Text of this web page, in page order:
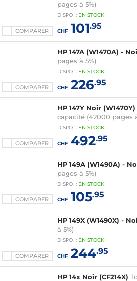
COMPARER
pages à 5%)
DISPO : EN STOCK
CHF101.95
COMPARER
HP 147A (W1470A) -
pages à 5%)
DISPO : EN STOCK
CHF226.95
COMPARER
HP 147Y Noir (W1470Y)
capacité (42000 pages
DISPO : EN STOCK
CHF492.95
COMPARER
HP 149A (W1490A) -
pages à 5%)
DISPO : EN STOCK
CHF105.95
COMPARER
HP 149X (W1490X) -
à 5%)
DISPO : EN STOCK
CHF244.95
HP 14x Noir (CF214X)